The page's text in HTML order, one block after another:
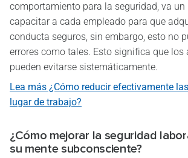
comportamiento para la seguridad, va
capacitar a cada empleado para que
conducta seguros, sin embargo, esto no
errores como tales. Esto significa que los
pueden evitarse sistemáticamente.
Lea más ¿Cómo reducir efectivamente
lugar de trabajo?
¿Cómo mejorar la seguridad
su mente subconsciente?